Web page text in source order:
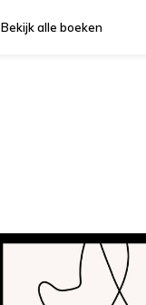
Bekijk alle boeken